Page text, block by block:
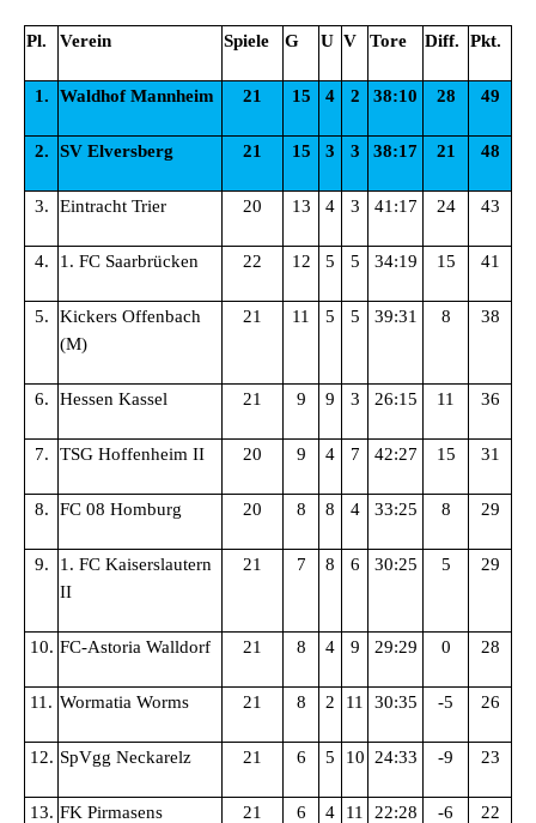
Pl. Verein Spiele G U V Tore Diff. Pkt.
1. Waldhof Mannheim 21 15 4 2 38:10 28 49
2. SV Elversberg 21 15 3 3 38:17 21 48
3. Eintracht Trier 20 13 4 3 41:17 24 43
4. 1. FC Saarbrücken 22 12 5 5 34:19 15 41
5.
Kickers Offenbach
(M)
21 11 5 5 39:31 8 38
6. Hessen Kassel 21 9 9 3 26:15 11 36
7. TSG Hoffenheim II 20 9 4 7 42:27 15 31
8. FC 08 Homburg 20 8 8 4 33:25 8 29
9.
1. FC Kaiserslautern
II
21 7 8 6 30:25 5 29
10. FC-Astoria Walldorf 21 8 4 9 29:29 0 28
11. Wormatia Worms 21 8 2 11 30:35 -5 26
12. SpVgg Neckarelz 21 6 5 10 24:33 -9 23
13. FK Pirmasens 21 6 4 11 22:28 -6 22